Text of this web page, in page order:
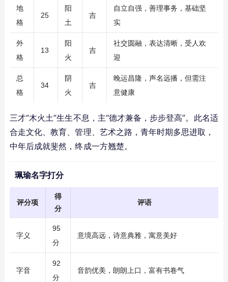
地
格
25
阳
土
吉
自立自强，善理事务，基础坚
实
外
格
13
阳
火
吉
社交圆融，表达清晰，受人欢
迎
总
格
34
阴
火
吉
晚运昌隆，声名远播，但需注
意健康
三才“木火土”生生不息，主“德才兼备，步步登高”。此名适
合走文化、教育、管理、艺术之路，青年时期多思进取，
中年后成就斐然，终成一方翘楚。
珮瑜名字打分
评分项
得
分
评语
字义
95
分
意境高远，诗意典雅，寓意美好
字音
92
分
音韵优美，朗朗上口，富有书卷气